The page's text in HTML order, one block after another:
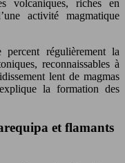
volcaniques, riches en
activité magmatique
régulièrement la
reconnaissables à
lent de magmas
la formation des
et flamants